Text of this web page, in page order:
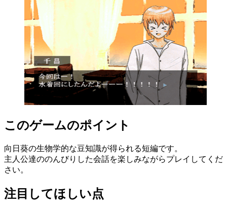
このゲームのポイント
向日葵の生物学的な豆知識が得られる短編です。
主人公達ののんびりした会話を楽しみながらプレイしてくだ
さい。
注目してほしい点